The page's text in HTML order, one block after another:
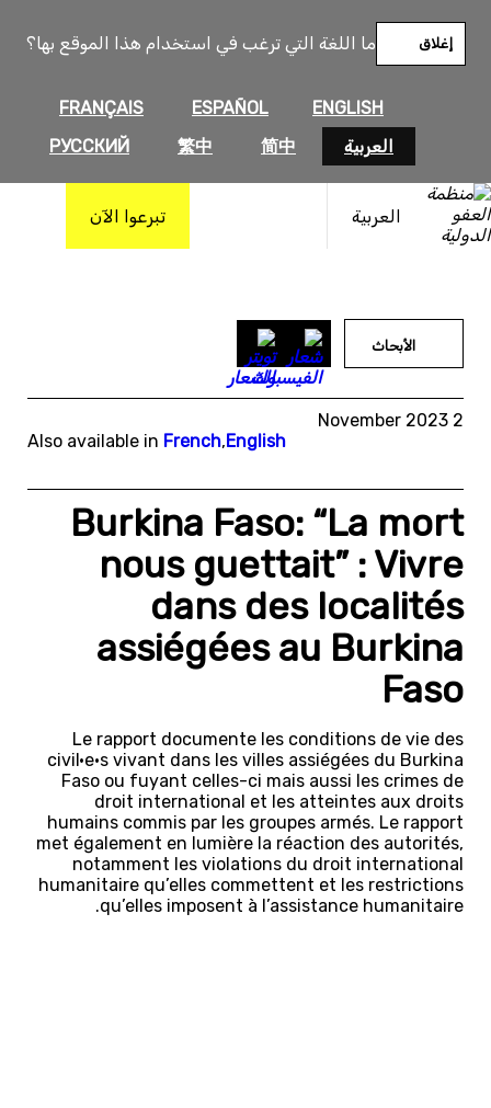
ما اللغة التي ترغب في استخدام هذا الموقع بها؟
ENGLISH
ESPAÑOL
FRANÇAIS
العربية
简中
繁中
РУССКИЙ
إغلاق
العربية تبرعوا الآن
المحتوى
الأبحاث
2 November 2023
Also available in French,English
Burkina Faso: “La mort
nous guettait” : Vivre
dans des localités
assiégées au Burkina
Faso
Le rapport documente les conditions de vie des
civil·e·s vivant dans les villes assiégées du Burkina
Faso ou fuyant celles-ci mais aussi les crimes de
droit international et les atteintes aux droits
humains commis par les groupes armés. Le rapport
met également en lumière la réaction des autorités,
notamment les violations du droit international
humanitaire qu’elles commettent et les restrictions
qu’elles imposent à l’assistance humanitaire.